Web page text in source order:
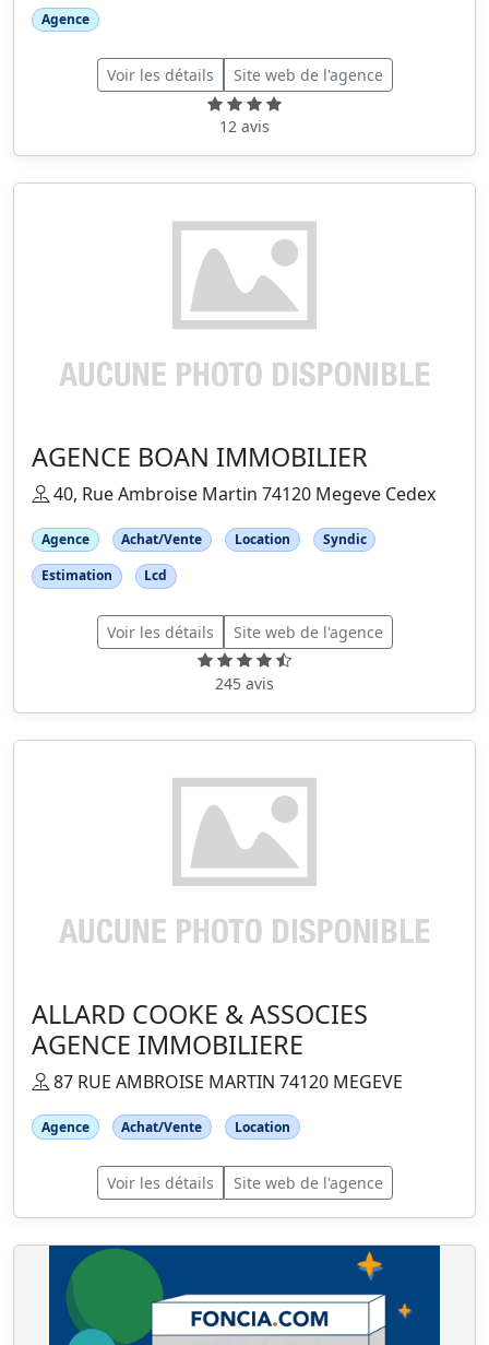
Agence
Voir les détails Site web de l'agence
12 avis
AGENCE BOAN IMMOBILIER
40, Rue Ambroise Martin 74120 Megeve Cedex
Agence Achat/Vente Location
Syndic
Estimation
Lcd
Voir les détails Site web de l'agence
245 avis
ALLARD COOKE & ASSOCIES
AGENCE IMMOBILIERE
87 RUE AMBROISE MARTIN 74120 MEGEVE
Agence Achat/Vente Location
Voir les détails Site web de l'agence